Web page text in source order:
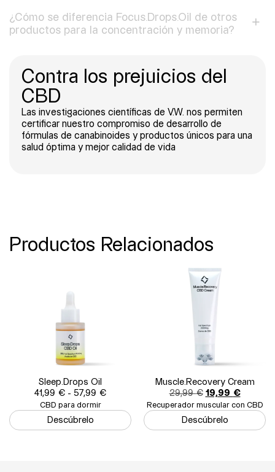
¿Cómo se diferencia Focus.Drops.Oil de otros
productos para la concentración y memoria?
Contra los prejuicios del
CBD
Las investigaciones científicas de V.W. nos permiten
certificar nuestro compromiso de desarrollo de
fórmulas de canabinoides y productos únicos para una
salud óptima y mejor calidad de vida
Productos Relacionados
Sleep.Drops Oil
41,99 € - 57,99 €
CBD para dormir
Descúbrelo
Muscle.Recovery Cream
29,99€ 19,99 €
Recuperador muscular con CBD
Descúbrelo